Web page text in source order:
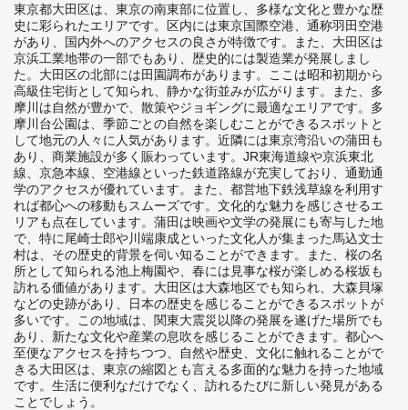
東京都大田区は、東京の南東部に位置し、多様な文化と豊かな歴
史に彩られたエリアです。区内には東京国際空港、通称羽田空港
があり、国内外へのアクセスの良さが特徴です。また、大田区は
京浜工業地帯の一部でもあり、歴史的には製造業が発展しまし
た。大田区の北部には田園調布があります。ここは昭和初期から
高級住宅街として知られ、静かな街並みが広がります。また、多
摩川は自然が豊かで、散策やジョギングに最適なエリアです。多
摩川台公園は、季節ごとの自然を楽しむことができるスポットと
して地元の人々に人気があります。近隣には東京湾沿いの蒲田も
あり、商業施設が多く賑わっています。JR東海道線や京浜東北
線、京急本線、空港線といった鉄道路線が充実しており、通勤通
学のアクセスが優れています。また、都営地下鉄浅草線を利用す
れば都心への移動もスムーズです。文化的な魅力を感じさせるエ
リアも点在しています。蒲田は映画や文学の発展にも寄与した地
で、特に尾崎士郎や川端康成といった文化人が集まった馬込文士
村は、その歴史的背景を伺い知ることができます。また、桜の名
所として知られる池上梅園や、春には見事な桜が楽しめる桜坂も
訪れる価値があります。大田区は大森地区でも知られ、大森貝塚
などの史跡があり、日本の歴史を感じることができるスポットが
多いです。この地域は、関東大震災以降の発展を遂げた場所でも
あり、新たな文化や産業の息吹を感じることができます。都心へ
至便なアクセスを持ちつつ、自然や歴史、文化に触れることがで
きる大田区は、東京の縮図とも言える多面的な魅力を持った地域
です。生活に便利なだけでなく、訪れるたびに新しい発見がある
ことでしょう。